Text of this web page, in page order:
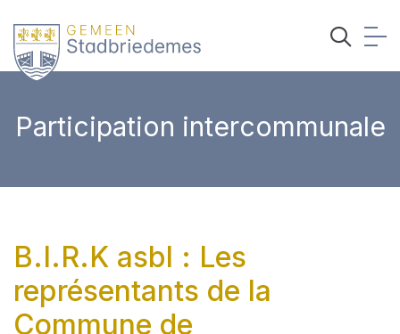
Participation intercommunale
B.I.R.K asbl : Les
représentants de la
Commune de